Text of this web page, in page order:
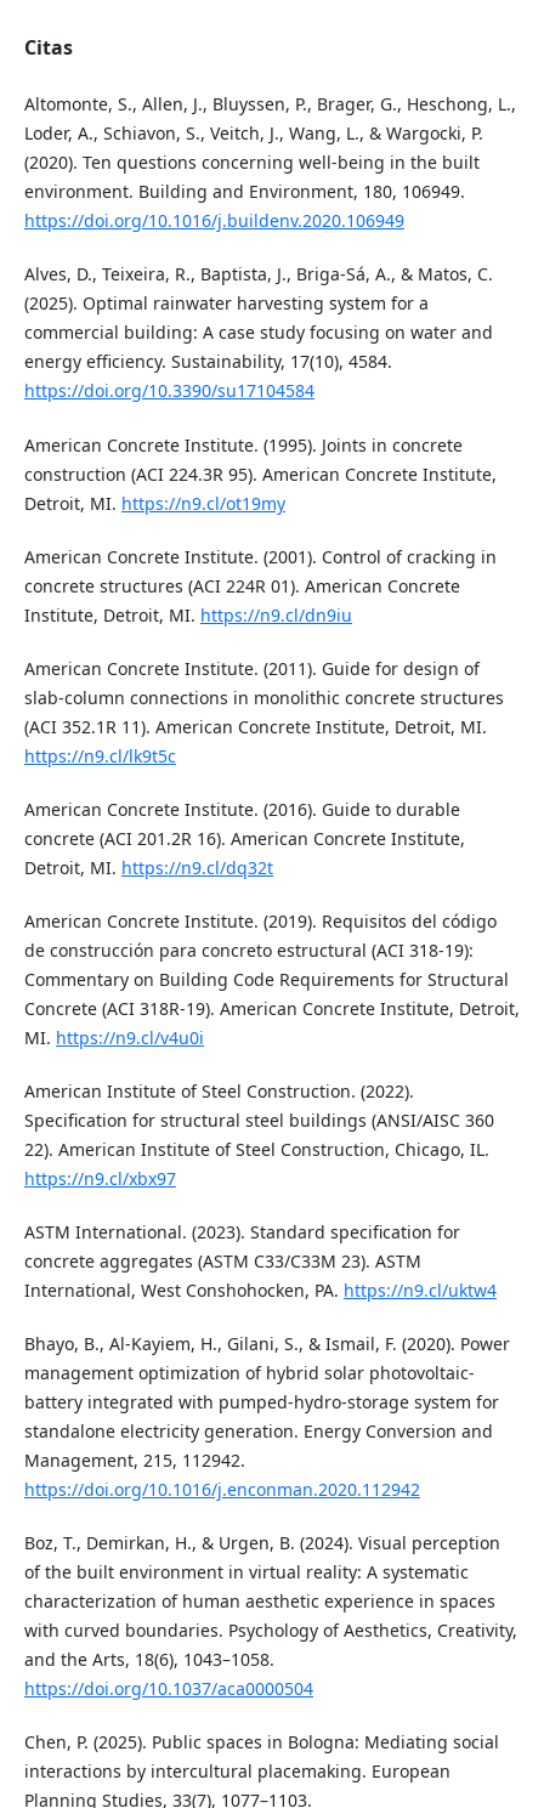
Citas
Altomonte, S., Allen, J., Bluyssen, P., Brager, G., Heschong, L.,
Loder, A., Schiavon, S., Veitch, J., Wang, L., & Wargocki, P.
(2020). Ten questions concerning well-being in the built
environment. Building and Environment, 180, 106949.
https://doi.org/10.1016/j.buildenv.2020.106949
Alves, D., Teixeira, R., Baptista, J., Briga-Sá, A., & Matos, C.
(2025). Optimal rainwater harvesting system for a
commercial building: A case study focusing on water and
energy efficiency. Sustainability, 17(10), 4584.
https://doi.org/10.3390/su17104584
American Concrete Institute. (1995). Joints in concrete
construction (ACI 224.3R 95). American Concrete Institute,
Detroit, MI. https://n9.cl/ot19my
American Concrete Institute. (2001). Control of cracking in
concrete structures (ACI 224R 01). American Concrete
Institute, Detroit, MI. https://n9.cl/dn9iu
American Concrete Institute. (2011). Guide for design of
slab-column connections in monolithic concrete structures
(ACI 352.1R 11). American Concrete Institute, Detroit, MI.
https://n9.cl/lk9t5c
American Concrete Institute. (2016). Guide to durable
concrete (ACI 201.2R 16). American Concrete Institute,
Detroit, MI. https://n9.cl/dq32t
American Concrete Institute. (2019). Requisitos del código
de construcción para concreto estructural (ACI 318-19):
Commentary on Building Code Requirements for Structural
Concrete (ACI 318R-19). American Concrete Institute, Detroit,
MI. https://n9.cl/v4u0i
American Institute of Steel Construction. (2022).
Specification for structural steel buildings (ANSI/AISC 360
22). American Institute of Steel Construction, Chicago, IL.
https://n9.cl/xbx97
ASTM International. (2023). Standard specification for
concrete aggregates (ASTM C33/C33M 23). ASTM
International, West Conshohocken, PA. https://n9.cl/uktw4
Bhayo, B., Al-Kayiem, H., Gilani, S., & Ismail, F. (2020). Power
management optimization of hybrid solar photovoltaic-
battery integrated with pumped-hydro-storage system for
standalone electricity generation. Energy Conversion and
Management, 215, 112942.
https://doi.org/10.1016/j.enconman.2020.112942
Boz, T., Demirkan, H., & Urgen, B. (2024). Visual perception
of the built environment in virtual reality: A systematic
characterization of human aesthetic experience in spaces
with curved boundaries. Psychology of Aesthetics, Creativity,
and the Arts, 18(6), 1043–1058.
https://doi.org/10.1037/aca0000504
Chen, P. (2025). Public spaces in Bologna: Mediating social
interactions by intercultural placemaking. European
Planning Studies, 33(7), 1077–1103.